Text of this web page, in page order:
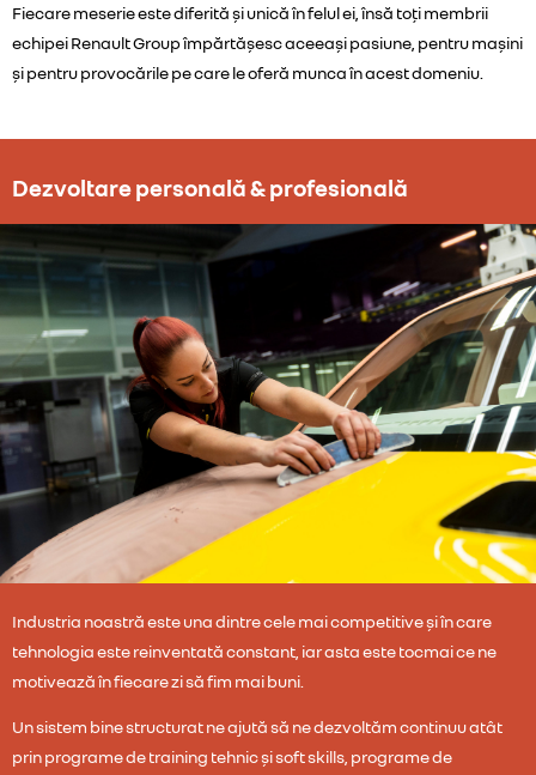
Fiecare meserie este diferită și unică în felul ei, însă toți membrii
echipei Renault Group împărtășesc aceeași pasiune, pentru mașini
și pentru provocările pe care le oferă munca în acest domeniu.
Dezvoltare personală & profesională
Industria noastră este una dintre cele mai competitive și în care
tehnologia este reinventată constant, iar asta este tocmai ce ne
motivează în fiecare zi să fim mai buni.
Un sistem bine structurat ne ajută să ne dezvoltăm continuu atât
prin programe de training tehnic și soft skills, programe de